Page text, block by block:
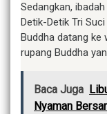
Sedangkan,
Detik-Detik Tri
Buddha datang ke
rupang Buddha
Baca Juga
Nyaman